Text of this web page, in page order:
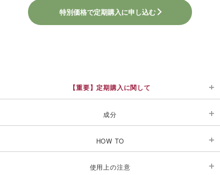
特別価格で定期購入に申し込む
【重要】定期購入に関して
【重要】定期購入をご購入のお客様へ
【１】定期購入の回数制限について
定期購入の回数の制限はございません
各種お手続きに関するご連絡は、《次回配送日の
成分
大豆胚芽抽出発酵物、難消化性デキストリン（韓
国製造）、りんご繊維、乳酸菌（殺菌）（乳成分
を含む）、HPMC、カラメル色素 ※HPMCは植物
HOW TO
１日あたり２球を目安に、水またはお湯などでお
使用上の注意